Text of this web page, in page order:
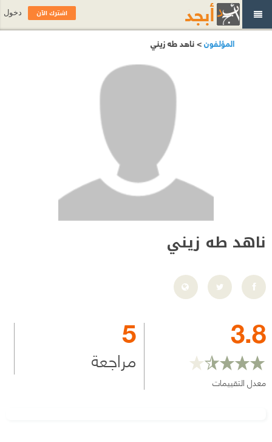
المؤلفون> ناهد طه زيني
ناهد طه زيني
3.8
معدل التقييمات
5
مراجعة
اشترك الآن دخول